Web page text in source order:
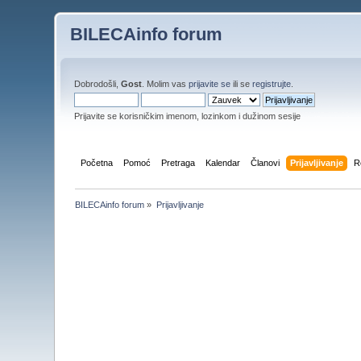
BILECAinfo forum
Dobrodošli,Gost . Molim vasprijavite se ili seregistrujte
Prijavite se korisničkim imenom, lozinkom i dužinom sesije
Početna Pomoć Pretraga Kalendar Članovi Prijavljivanje
BILECAinfo forum » Prijavljivanje